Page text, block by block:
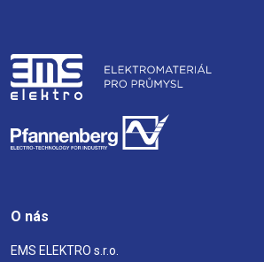
O nás
EMS ELEKTRO s.r.o.